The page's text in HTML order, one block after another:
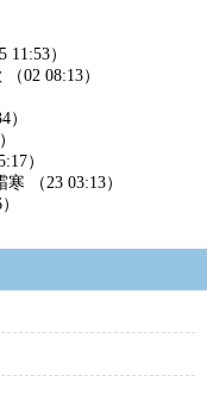
）
02 08:13）
）
）
（23 03:13）